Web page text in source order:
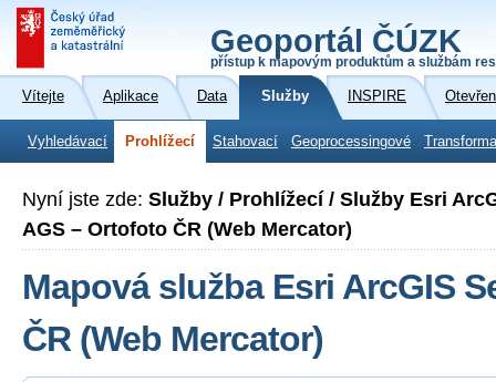
Geoportál ČÚZK
přístup k mapovým produktům a službám
Vítejte Aplikace Data Služby INSPIRE
Vyhledávací Prohlížecí Stahovací Geoprocessingové
Nyní jste zde: Služby / Prohlížecí / Služby Esri
AGS – Ortofoto ČR (Web Mercator)
Mapová služba Esri ArcGIS
ČR (Web Mercator)